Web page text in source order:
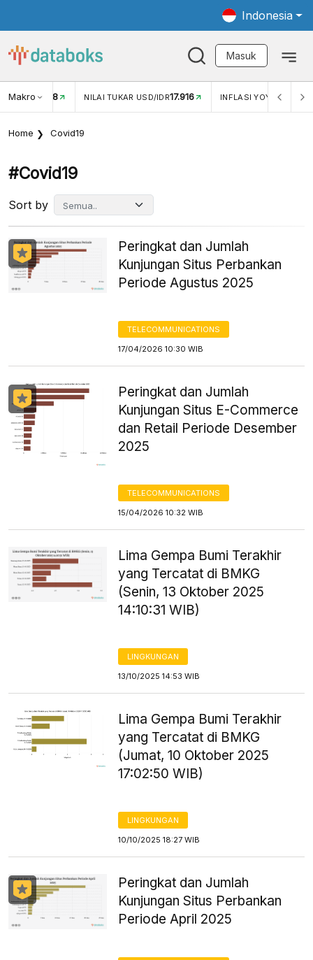
Indonesia
Masuk
Makro
USD/IDR 17.916 INFLASI YOY (JUL)2,88% INFLASI MOM (JUL)
Home Covid19
#covid19
Sort by
Peringkat dan Jumlah
Kunjungan Situs Perbankan
Periode Agustus 2025
TELECOMMUNICATIONS
17/04/2026 10:30 WIB
Peringkat dan Jumlah
Kunjungan Situs E-Commerce
dan Retail Periode Desember
2025
TELECOMMUNICATIONS
15/04/2026 10:32 WIB
Lima Gempa Bumi Terakhir
yang Tercatat di BMKG
(Senin, 13 Oktober 2025
14:10:31 WIB)
LINGKUNGAN
13/10/2025 14:53 WIB
Lima Gempa Bumi Terakhir
yang Tercatat di BMKG
(Jumat, 10 Oktober 2025
17:02:50 WIB)
LINGKUNGAN
10/10/2025 18:27 WIB
Peringkat dan Jumlah
Kunjungan Situs Perbankan
Periode April 2025